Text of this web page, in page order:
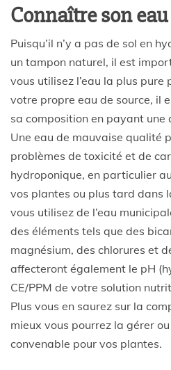
Connaître son eau
Puisqu’il n’y a pas de sol en
un tampon naturel, il est
vous utilisez l’eau la plus pure
votre propre eau de source, il
sa composition en payant
Une eau de mauvaise qualité
problèmes de toxicité et de
hydroponique, en particulier
vos plantes ou plus tard dans
vous utilisez de l’eau
des éléments tels que des
magnésium, des chlorures et
affecteront également le pH
CE/PPM de votre solution
Plus vous en saurez sur la
mieux vous pourrez la gérer
convenable pour vos plantes.